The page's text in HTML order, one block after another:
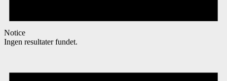
Notice
Ingen resultater fundet.